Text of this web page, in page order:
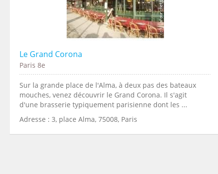
Le Grand Corona
Paris 8e
Sur la grande place de l'Alma, à deux pas des bateaux
mouches, venez découvrir le Grand Corona. Il s'agit
d'une brasserie typiquement parisienne dont les ...
Adresse : 3, place Alma, 75008, Paris